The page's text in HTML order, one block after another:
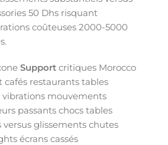
50 Dhs risquant
coûteuses 2000-5000
Support critiques Morocco
restaurants tables
mouvements
passants chocs tables
versus glissements chutes
écrans cassés